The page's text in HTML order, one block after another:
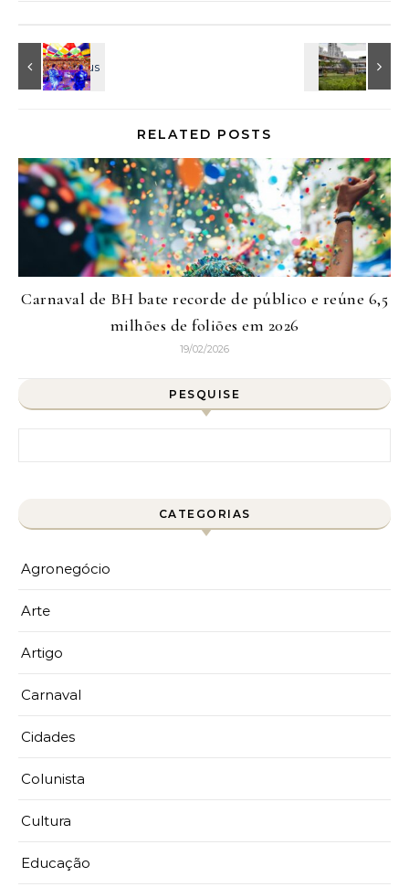
RELATED POSTS
Carnaval de BH bate recorde de público e reúne 6,5
milhões de foliões em 2026
19/02/2026
PESQUISE
CATEGORIAS
Agronegócio
Arte
Artigo
Carnaval
Cidades
Colunista
Cultura
Educação